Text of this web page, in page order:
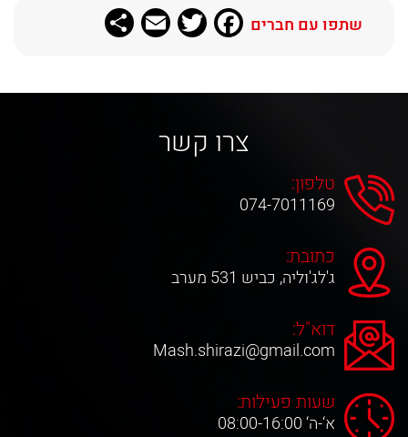
שתפו עם חברים Facebook
Twitter
Email
צרו קשר
טלפון:
074-7011169
כתובת:
ג'לג'וליה, כביש 531 מערב
דוא"ל:
Mash.shirazi@gmail.com
שעות פעילות:
א‘-ה‘ 08:00-16:00